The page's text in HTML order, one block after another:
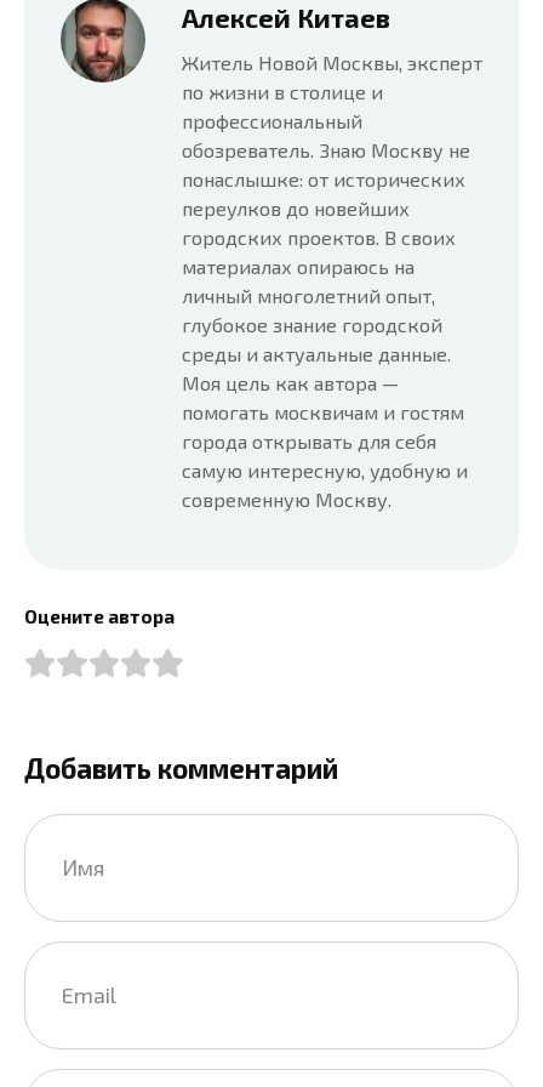
Алексей Китаев
Житель Новой Москвы, эксперт
по жизни в столице и
профессиональный
обозреватель. Знаю Москву не
понаслышке: от исторических
переулков до новейших
городских проектов. В своих
материалах опираюсь на
личный многолетний опыт,
глубокое знание городской
среды и актуальные данные.
Моя цель как автора —
помогать москвичам и гостям
города открывать для себя
самую интересную, удобную и
современную Москву.
Оцените автора
Добавить комментарий
Имя
Email